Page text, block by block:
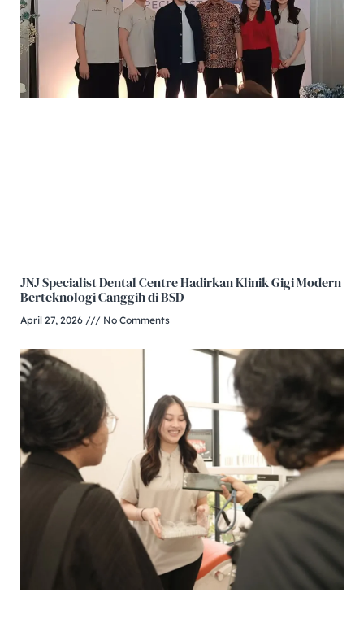
JNJ Specialist Dental Centre Hadirkan Klinik Gigi Modern
Berteknologi Canggih di BSD
April 27, 2026 No Comments